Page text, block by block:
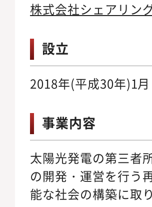
株式会社シェアリン
設立
2018年(平成30年)1月
事業内容
太陽光発電の第三者
の開発・運営を行う
能な社会の構築に取